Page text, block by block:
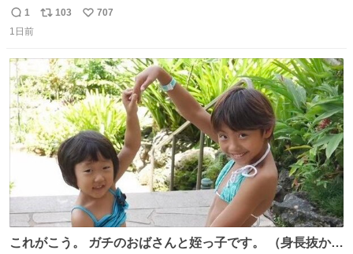
地に牛乳入りホイップをたっぷり注入した「たっぷり牛乳
ホイップパン」✨ ひんやりとした口あたりで、暑い夏でも
で探してくださいね！
返
信
1
リ
ト
数
103
い
数
707
1日前
これがこう。 ガチのおばさんと姪っ子です。 （身長抜かさ